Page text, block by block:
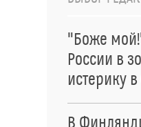
"Боже
России в
истерику